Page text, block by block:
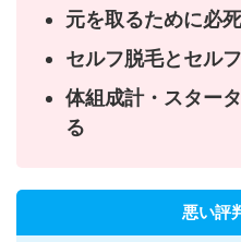
元を取るために必
セルフ脱毛とセル
体組成計・スター
る
悪い評